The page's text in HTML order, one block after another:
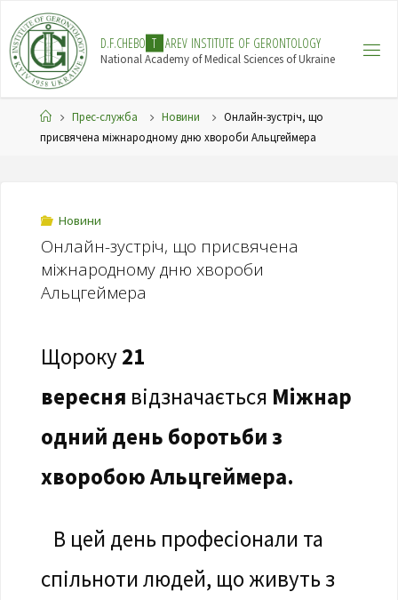
content
D.F.CHEBO T AREV INSTITUTE OF GERONTOL OGY
National Academy of Medical Sciences of Ukraine
HomeПрес-служба Новини
Онлайн-зустріч, що
присвячена міжнародному дню хвороби Альцгеймера
Новини
Онлайн-зустріч, що присвячена
міжнародному дню хвороби
Альцгеймера
Щороку21
вересня відзначається Міжнар
одний день боротьби з
хворобою Альцгеймера.
В цей день професіонали та
спільноти людей, що живуть з